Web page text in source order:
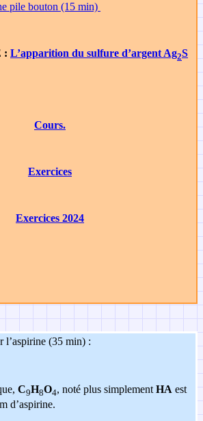
pile bouton (15 min)
: L’apparition du sulfure d’argent Ag2S
Cours.
Exercices
Exercices 2024
l’aspirine (35 min) :
C9H8O4, noté plus simplement HA est
d’aspirine.